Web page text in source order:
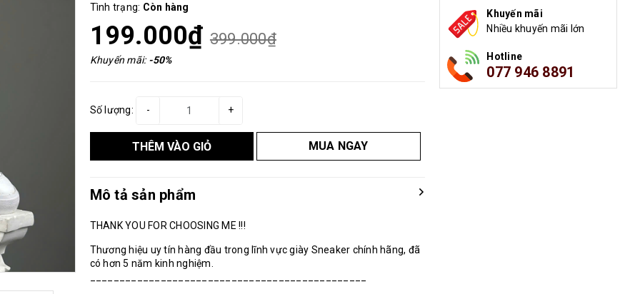
Tình trạng: Còn hàng
199.000₫ 399.000₫
Khuyến mãi: -50%
Số lượng: +
-
THÊM VÀO GIỎ MUA NGAY
Mô tả sản phẩm
THANK YOU FOR CHOOSING ME !!!
Thương hiệu uy tín hàng đầu trong lĩnh vực giày Sneaker chính hãng, đã
có hơn 5 năm kinh nghiệm.
Khuyến mãi
Nhiều khuyến mãi lớn
Hotline
077 946 8891